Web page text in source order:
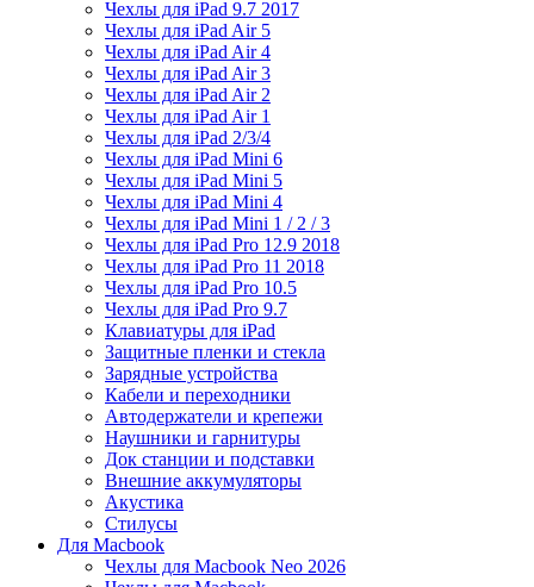
Чехлы для iPad 9.7 2017
Чехлы для iPad Air 5
Чехлы для iPad Air 4
Чехлы для iPad Air 3
Чехлы для iPad Air 2
Чехлы для iPad Air 1
Чехлы для iPad 2/3/4
Чехлы для iPad Mini 6
Чехлы для iPad Mini 5
Чехлы для iPad Mini 4
Чехлы для iPad Mini 1 / 2 / 3
Чехлы для iPad Pro 12.9 2018
Чехлы для iPad Pro 11 2018
Чехлы для iPad Pro 10.5
Чехлы для iPad Pro 9.7
Клавиатуры для iPad
Защитные пленки и стекла
Зарядные устройства
Кабели и переходники
Автодержатели и крепежи
Наушники и гарнитуры
Док станции и подставки
Внешние аккумуляторы
Акустика
Стилусы
Для Macbook
Чехлы для Macbook Neo 2026